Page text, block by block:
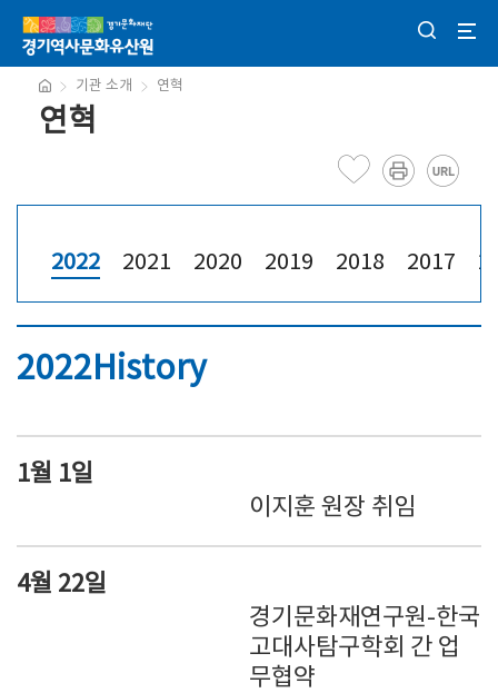
기관 소개 연혁
연혁
2022 2021 2020 2019 2018 2017
2022History
1월 1일
이지훈 원장 취임
4월 22일
경기문화재연구원-한국
고대사탐구학회 간 업
무협약